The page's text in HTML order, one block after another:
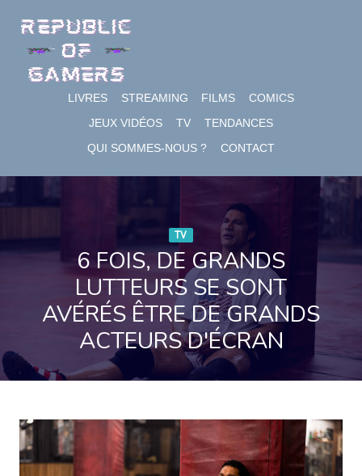
content
LIVRES STREAMING FILMS
COMICS
JEUX VIDÉOS
TV
TENDANCES
QUI SOMMES-NOUS ?
CONTACT
TV
6 FOIS, DE GRANDS
LUTTEURS SE SONT
AVÉRÉS ÊTRE DE GRANDS
ACTEURS D'ÉCRAN